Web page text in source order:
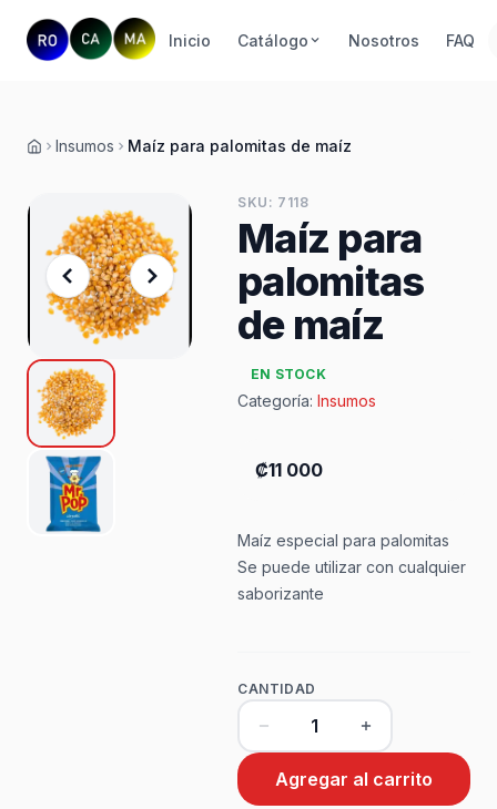
Inicio Catálogo Nosotros FAQ
Inicio
Insumos Maíz para palomitas de maíz
SKU: 7118
Maíz para
palomitas
de maíz
EN STOCK
Categoría: Insumos
₡11 000
Maíz especial para palomitas
Se puede utilizar con cualquier
saborizante
CANTIDAD
Agregar al carrito